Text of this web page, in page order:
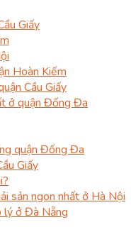
Giấy
Hoàn Kiếm
Cầu Giấy
ở quận Đống Đa
quận Đống Đa
Giấy
sản ngon nhất ở Hà Nội
lý ở Đà Nẵng